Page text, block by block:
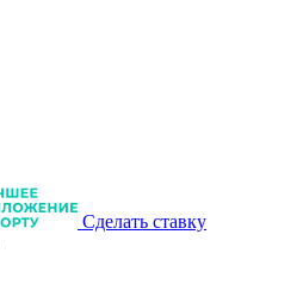
Сделать ставку